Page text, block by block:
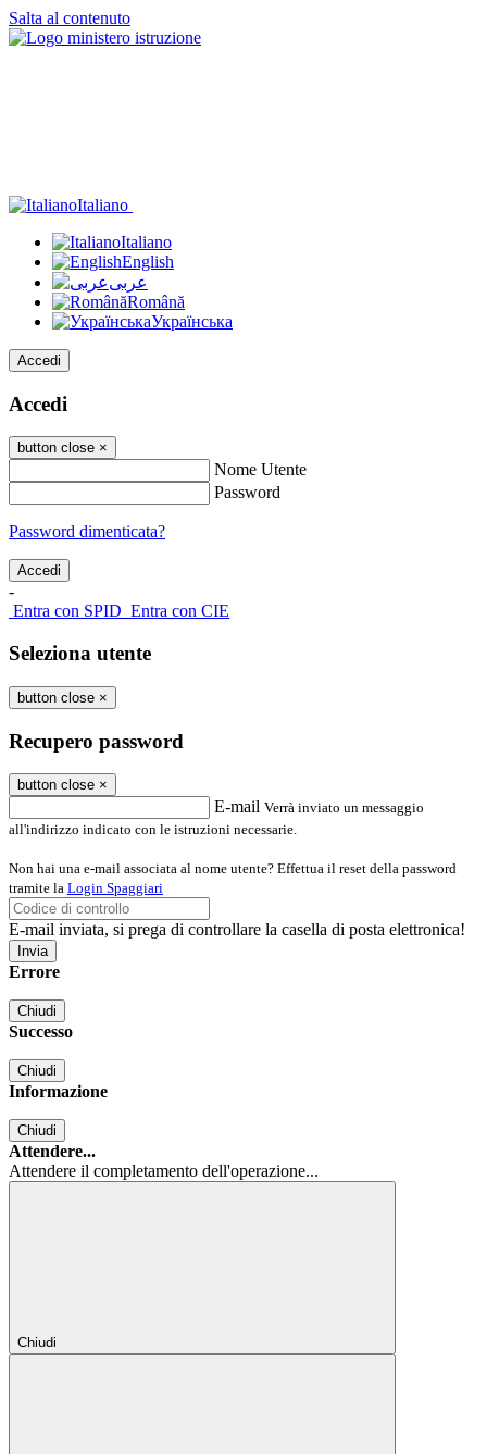
Salta al contenuto
Italiano
Italiano
English
عربى
Română
Українська
Accedi
Accedi
button close ×
Nome Utente
Password
Password dimenticata?
-
Entra con SPID Entra con CIE
Seleziona utente
button close ×
Recupero password
button close ×
E-mail Verrà inviato un messaggio
all'indirizzo indicato con le istruzioni necessarie.
Non hai una e-mail associata al nome utente? Effettua il reset della password
tramite la Login Spaggiari
E-mail inviata, si prega di controllare la casella di posta elettronica!
Errore
Chiudi
Successo
Chiudi
Informazione
Chiudi
Attendere...
Attendere il completamento dell'operazione...
Chiudi